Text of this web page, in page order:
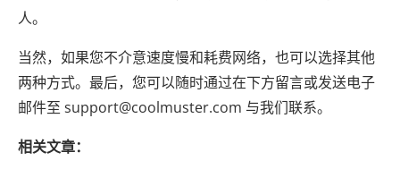
人。
当然，如果您不介意速度慢和耗费网络，也可以选择其他
两种方式。最后，您可以随时通过在下方留言或发送电子
邮件至 support@coolmuster.com 与我们联系。
相关文章：